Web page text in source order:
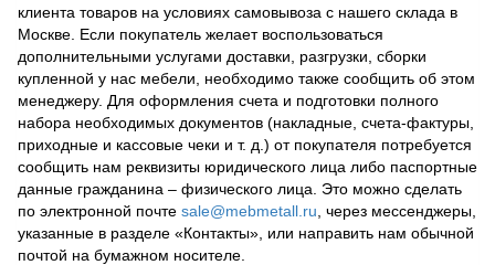
клиента товаров на условиях самовывоза с нашего склада в
Москве. Если покупатель желает воспользоваться
дополнительными услугами доставки, разгрузки, сборки
купленной у нас мебели, необходимо также сообщить об этом
менеджеру. Для оформления счета и подготовки полного
набора необходимых документов (накладные, счета-фактуры,
приходные и кассовые чеки и т. д.) от покупателя потребуется
сообщить нам реквизиты юридического лица либо паспортные
данные гражданина – физического лица. Это можно сделать
по электронной почте sale@mebmetall.ru , через мессенджеры,
указанные в разделе «Контакты», или направить нам обычной
почтой на бумажном носителе.